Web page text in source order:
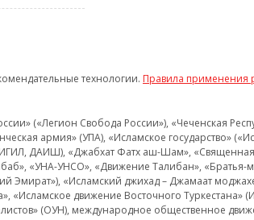
технологии. Правила применения
(«Легион Свобода России»), «Чеченская
армия» (УПА), «Исламское государство»
ДАИШ), «Джабхат Фатх аш-Шам»,
«УНА-УНСО», «Движение Талибан», «Братья-
Эмират»), «Исламский джихад – Джамаат
«Исламское движение Восточного
(ОУН), международное общественное